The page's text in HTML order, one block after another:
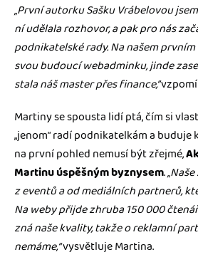
„První autorku Sašku Vrábelovou
ní udělala rozhovor, a pak pro nás
podnikatelské rady. Na našem
svou budoucí webadminku, jinde
stala náš master přes finance,”
Martiny se spousta lidí ptá, čím si
„jenom“ radí podnikatelkám a
na první pohled nemusí být zřejmé,
Martinu úspěšným byznysem.
z eventů a od mediálních partnerů,
Na weby přijde zhruba 150 000
zná naše kvality, takže o reklamní
nemáme,“vysvětluje Martina.